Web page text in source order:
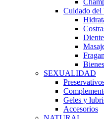
Cuidado del
SEXUALIDAD
Geles y
Accesorios